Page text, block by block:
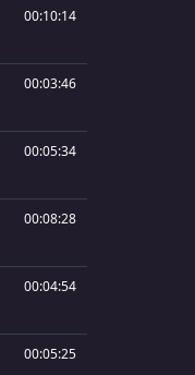
00:10:14
00:03:46
00:05:34
00:08:28
00:04:54
00:05:25